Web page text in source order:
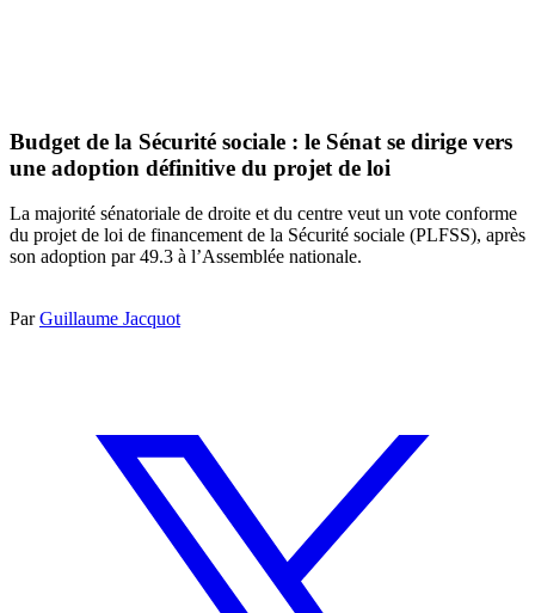
Budget de la Sécurité sociale : le Sénat se dirige vers
une adoption définitive du projet de loi
La majorité sénatoriale de droite et du centre veut un vote conforme
du projet de loi de financement de la Sécurité sociale (PLFSS), après
son adoption par 49.3 à l’Assemblée nationale.
ParGuillaume Jacquot